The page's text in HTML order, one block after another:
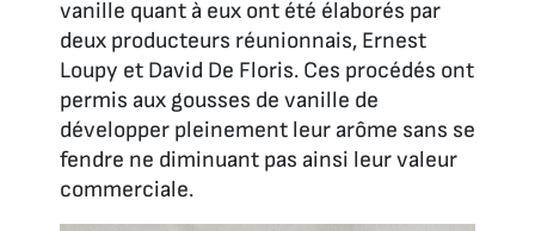
vanille quant à eux ont été élaborés par
deux producteurs réunionnais, Ernest
Loupy et David De Floris. Ces procédés ont
permis aux gousses de vanille de
développer pleinement leur arôme sans se
fendre ne diminuant pas ainsi leur valeur
commerciale.